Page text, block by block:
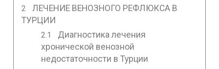
ЛЕЧЕНИЕ ВЕНОЗНОГО РЕФЛЮКСА В
ТУРЦИИ
Диагностика лечения
хронической венозной
недостаточности в Турции